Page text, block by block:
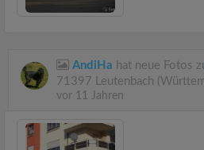
AndiHa hat neue Fotos
71397 Leutenbach
vor 11 Jahren